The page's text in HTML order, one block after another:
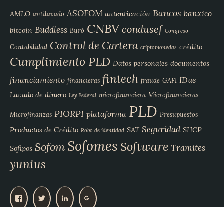
AMLO antilavado ASOFOM autenticación Bancos banxico
bitcoin Buddless Buró CNBVcondusef Congreso
Contabilidad Control de Cartera criptomonedas crédito
Cumplimiento PLD Datos personales documentos
financiamiento financieras fintech fraude GAFI IDue
Lavado de dinero Ley Federal microfinanciera Microfinancieras
Microfinanzas PIORPI plataforma PLD Presupuestos
Productos de Crédito Robo de identidad SAT Seguridad SHCP
Sofipos Sofom Sofomes Software Tramites
yunius